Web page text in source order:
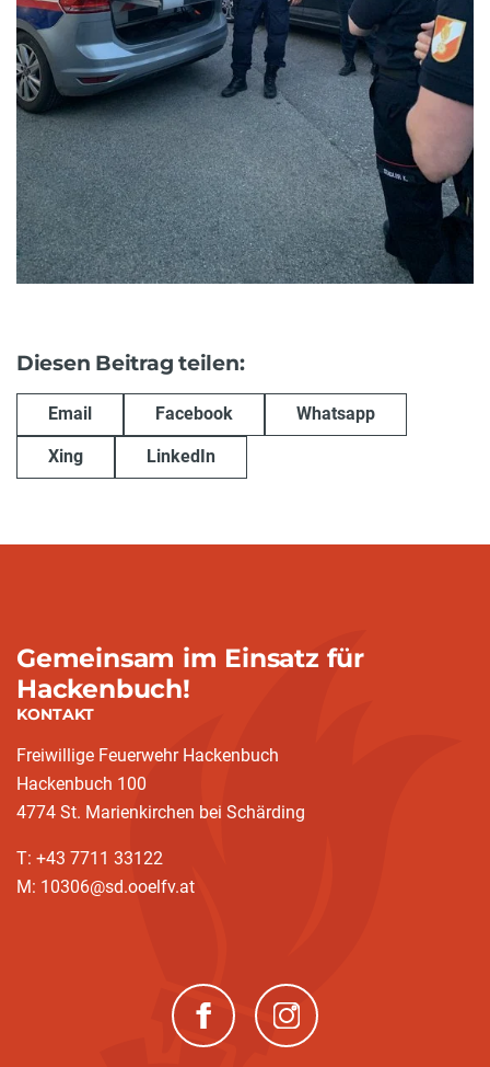
Diesen Beitrag teilen:
Email Facebook Whatsapp
Xing LinkedIn
Gemeinsam im Einsatz für
Hackenbuch!
KONTAKT
Freiwillige Feuerwehr Hackenbuch
Hackenbuch 100
4774 St. Marienkirchen bei Schärding
T: +43 7711 33122
M: 10306@sd.ooelfv.at
(neues Fenster)(neues Fenster)